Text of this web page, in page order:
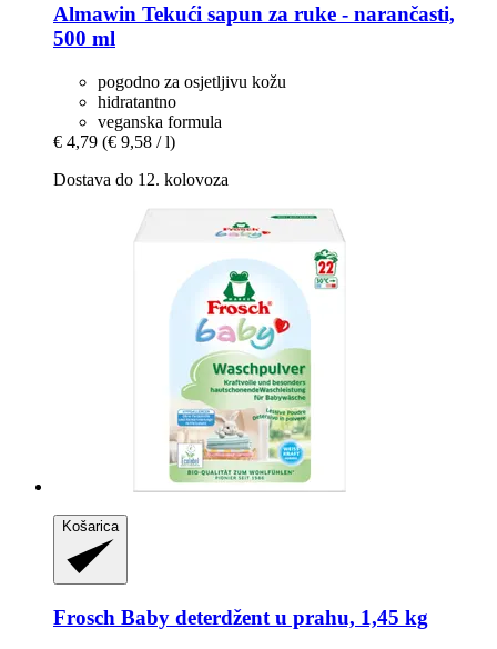
Almawin Tekući sapun za ruke -​ narančasti,
500 ml
pogodno za osjetljivu kožu
hidratantno
veganska formula
€ 4,79 (€ 9,58 / l)
Dostava do 12. kolovoza
Košarica
Frosch Baby deterdžent u prahu, 1,45 kg